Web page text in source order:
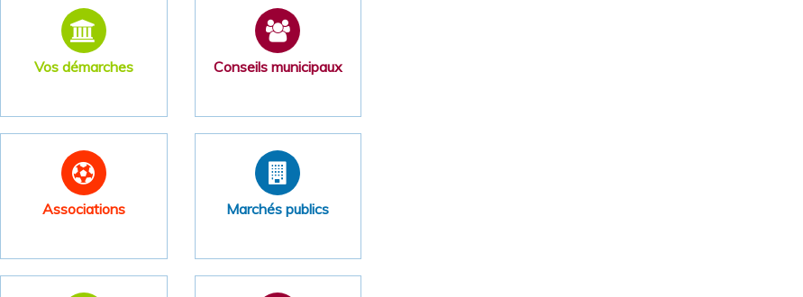
Vos démarches Conseils municipaux
Associations Marchés publics